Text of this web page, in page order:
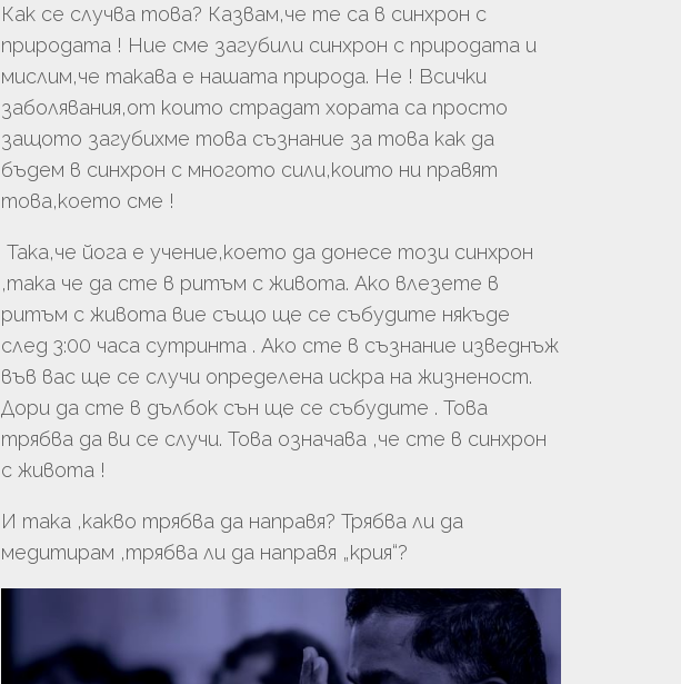
Как се случва това? Казвам,че те са в синхрон с
природата ! Ние сме загубили синхрон с природата и
мислим,че такава е нашата природа. Не ! Всички
заболявания,от които страдат хората са просто
защото загубихме това съзнание за това как да
бъдем в синхрон с многото сили,които ни правят
това,което сме !
Така,че йога е учение,което да донесе този синхрон
,така че да сте в ритъм с живота. Ако влезете в
ритъм с живота вие също ще се събудите някъде
след 3:00 часа сутринта . Ако сте в съзнание изведнъж
във вас ще се случи определена искра на жизненост.
Дори да сте в дълбок сън ще се събудите . Това
трябва да ви се случи. Това означава ,че сте в синхрон
с живота !
И така ,какво трябва да направя? Трябва ли да
медитирам ,трябва ли да направя „крия“?